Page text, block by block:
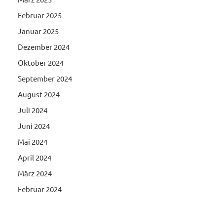
Februar 2025
Januar 2025
Dezember 2024
Oktober 2024
September 2024
August 2024
Juli 2024
Juni 2024
Mai 2024
April 2024
März 2024
Februar 2024